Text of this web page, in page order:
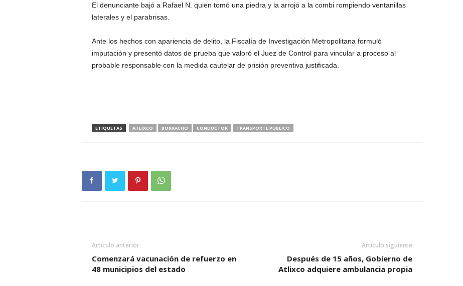
El denunciante bajó a Rafael N. quien tomó una piedra y la arrojó a la combi rompiendo ventanillas
laterales y el parabrisas.
Ante los hechos con apariencia de delito, la Fiscalía de Investigación Metropolitana formuló
imputación y presentó datos de prueba que valoró el Juez de Control para vincular a proceso al
probable responsable con la medida cautelar de prisión preventiva justificada.
ETIQUETAS ATLIXCO BORRACHO CONDUCTOR TRANSPORTE PUBLICO
Artículo anterior
Comenzará vacunación de refuerzo en
48 municipios del estado
Artículo siguiente
Después de 15 años, Gobierno de
Atlixco adquiere ambulancia propia